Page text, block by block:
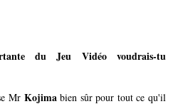
du Jeu Vidéo voudrais-tu
Mr Kojimabien sûr pour tout ce qu'il